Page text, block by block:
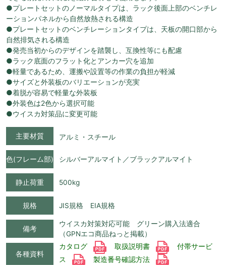
●プレートセットのノーマルタイプは、ラック後面上部のベンチレ
ーションパネルから自然放熱される構造
●プレートセットのベンチレーションタイプは、天板の開口部から
自然排気される構造
●発売当初からのデザインを踏襲し、互換性等にも配慮
●ラック底面のフラット化とアンカー穴を追加
●軽量であるため、運搬や設置等の作業の負担が軽減
●サイズと外装板のバリエーションが充実
●着脱が容易で軽量な外装板
●外装色は2色から選択可能
●ウイスカ対策品に変更可能
主要材質 アルミ・スチール
色(フレーム部) シルバーアルマイト／ブラックアルマイト
静止荷重 500kg
規格 JIS規格 EIA規格
備考
ウイスカ対策対応可能 グリーン購入法適合
（GPNエコ商品ねっと掲載）
各種資料
カタログ 取扱説明書
付帯サービ
ス
製造番号確認方法